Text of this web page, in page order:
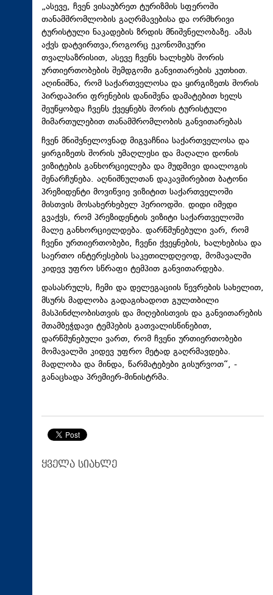
„ასევე, ჩვენ ვისაუბრეთ ტურიზმის სფეროში
თანამშრომლობის გაღრმავებისა და ორმხრივი
ტურისტული ნაკადების ზრდის მნიშვნელობაზე. ამას
აქვს დატვირთვა,როგორც ეკონომიკური
თვალსაზრისით, ასევე ჩვენს ხალხებს შორის
ურთიერთობების შემდგომი განვითარების კუთხით.
აღინიშნა, რომ საქართველოსა და ყირგიზეთს შორის
პირდაპირი ფრენების დანიშვნა დამატებით ხელს
შეუწყობდა ჩვენს ქვეყნებს შორის ტურისტული
მიმართულებით თანამშრომლობის განვითარებას
ჩვენ მნიშვნელოვნად მიგვაჩნია საქართველოსა და
ყირგიზეთს შორის უმაღლესი და მაღალი დონის
ვიზიტების განხორციელება და მუდმივი დიალოგის
შენარჩუნება. აღნიშნულთან დაკავშირებით ბატონი
პრეზიდენტი მოვიწვიე ვიზიტით საქართველოში
მისთვის მოსახერხებელ პერიოდში. დიდი იმედი
გვაქვს, რომ პრეზიდენტის ვიზიტი საქართველოში
მალე განხორციელდება. დარწმუნებული ვარ, რომ
ჩვენი ურთიერთობები, ჩვენი ქვეყნების, ხალხებისა და
საერთო ინტერესების საკეთილდღეოდ, მომავალში
კიდევ უფრო სწრაფი ტემპით განვითარდება.
დასასრულს, ჩემი და დელეგაციის წევრების სახელით,
მსურს მადლობა გადაგიხადოთ გულთბილი
მასპინძლობისთვის და მიღებისთვის და განვითარების
შთამბეჭდავი ტემპების გათვალისწინებით,
დარწმუნებული ვართ, რომ ჩვენი ურთიერთობები
მომავალში კიდევ უფრო მეტად გაღრმავდება.
მადლობა და მინდა, წარმატებები გისურვოთ“, -
განაცხადა პრემიერ-მინისტრმა.
ყველა სიახლე